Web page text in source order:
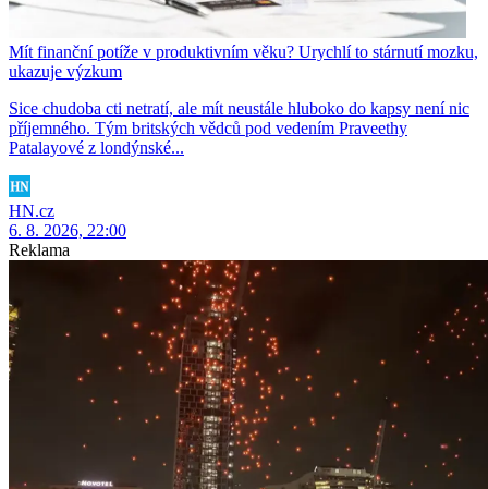
Mít finanční potíže v produktivním věku? Urychlí to stárnutí mozku,
ukazuje výzkum
Sice chudoba cti netratí, ale mít neustále hluboko do kapsy není nic
příjemného. Tým britských vědců pod vedením Praveethy
Patalayové z londýnské...
HN.cz
6. 8. 2026, 22:00
Reklama